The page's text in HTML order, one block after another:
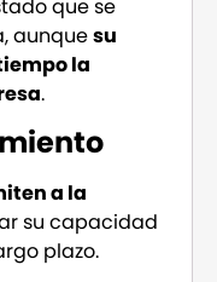
que se
aunquesu
la
.
a la
su capacidad
plazo.